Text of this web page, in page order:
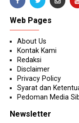
Web Pages
About Us
Kontak Kami
Redaksi
Disclaimer
Privacy Policy
Syarat dan
Pedoman Media
Newsletter